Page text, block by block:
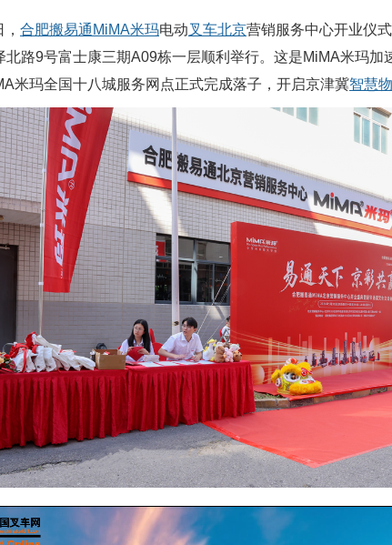
合肥搬易通 MiMA米玛电动叉车北京营销服务中心开业仪
北路9号富士康三期A09栋一层顺利举行。这是MiMA米玛加
米玛全国十八城服务网点正式完成落子，开启京津冀智慧